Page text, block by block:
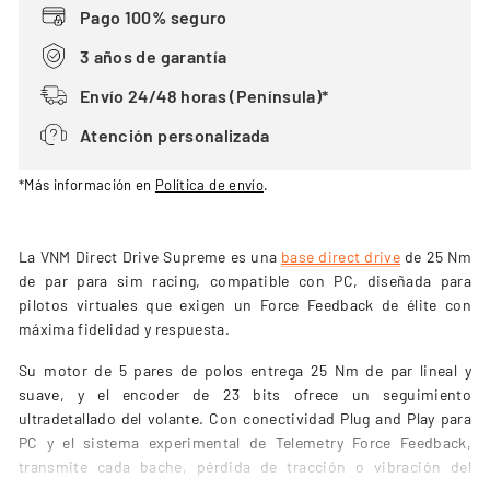
Pago 100% seguro
3 años de garantía
Envío 24/48 horas (Península)*
Atención personalizada
*Más información en Política de envío.
La VNM Direct Drive Supreme es una base direct drive de 25 Nm
de par para sim racing, compatible con PC, diseñada para
pilotos virtuales que exigen un Force Feedback de élite con
máxima fidelidad y respuesta.
Su motor de 5 pares de polos entrega 25 Nm de par lineal y
suave, y el encoder de 23 bits ofrece un seguimiento
ultradetallado del volante. Con conectividad Plug and Play para
PC y el sistema experimental de Telemetry Force Feedback,
transmite cada bache, pérdida de tracción o vibración del